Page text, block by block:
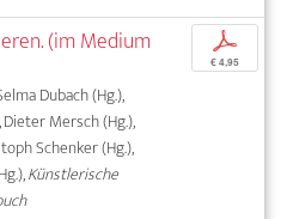
(im Medium
Dubach (Hg.),
Mersch (Hg.),
Schenker (Hg.),
Künstlerische
p
€ 4,95